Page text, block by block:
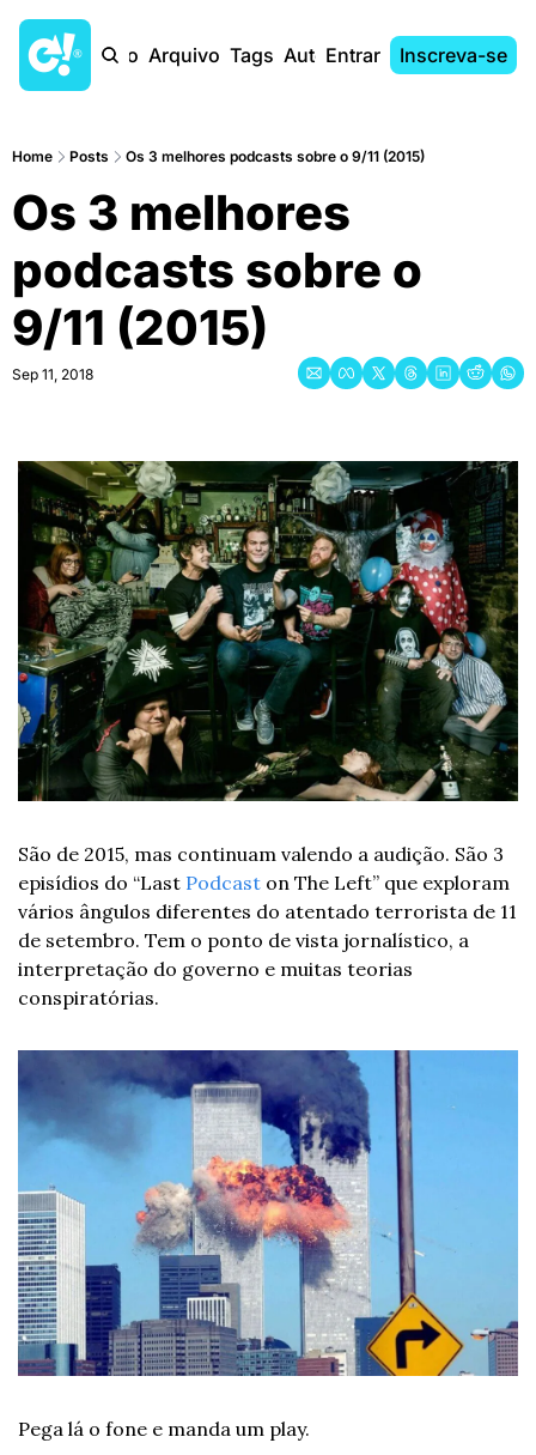
Início Arquivo Tags AutoresEntrar Inscreva-se
Home Posts Os 3 melhores podcasts sobre o 9/11 (2015)
Os 3 melhores
podcasts sobre o
9/11 (2015)
Sep 11, 2018
São de 2015, mas continuam valendo a audição. São 3
episídios do “Last Podcast on The Left” que exploram
vários ângulos diferentes do atentado terrorista de 11
de setembro. Tem o ponto de vista jornalístico, a
interpretação do governo e muitas teorias
conspiratórias.
Pega lá o fone e manda um play.